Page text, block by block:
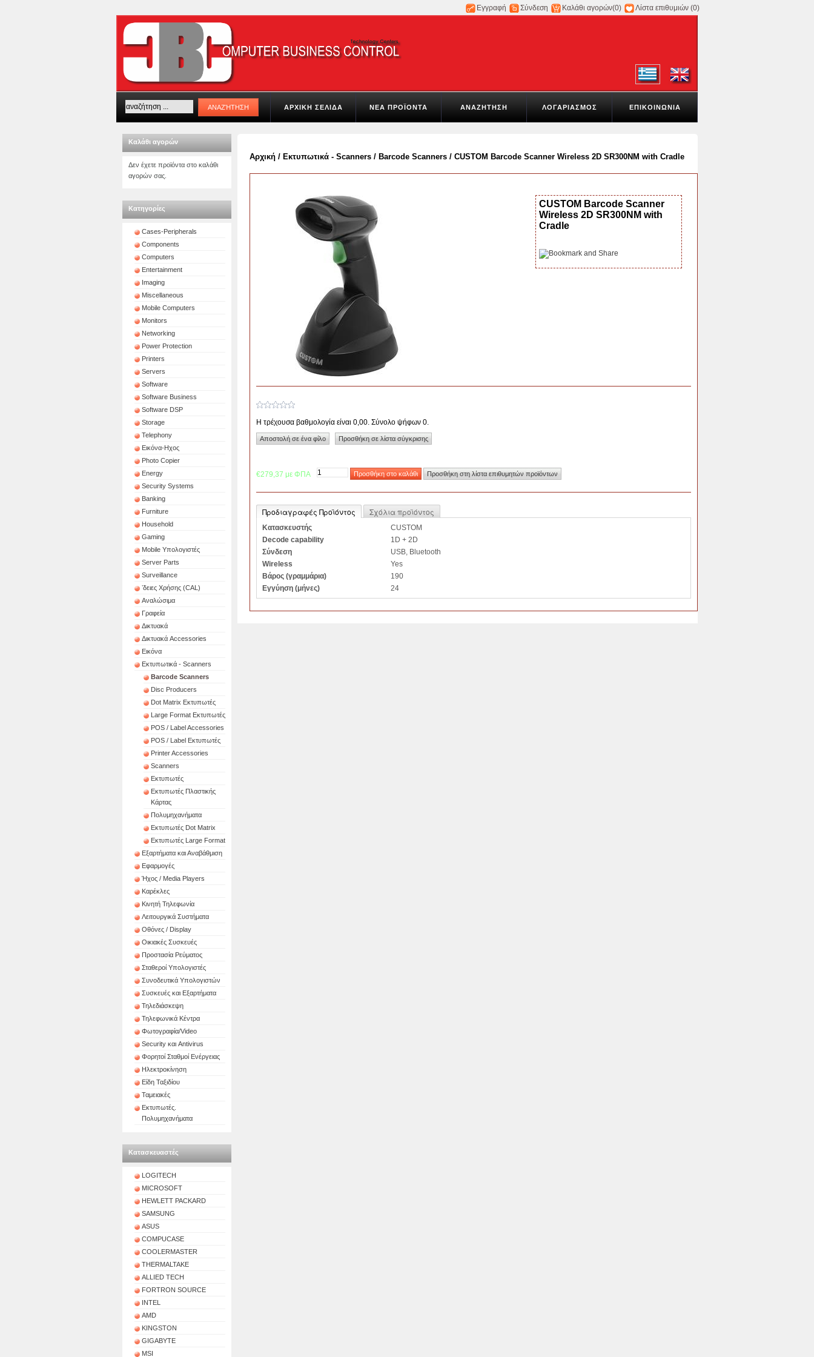
Εγγραφή Σύνδεση Καλάθι αγορών(0) Λίστα επιθυμιών (0)
ΑΡΧΙΚΗ ΣΕΛΙΔΑ ΝΕΑ ΠΡΟΪΟΝΤΑ ΑΝΑΖΗΤΗΣΗ ΛΟΓΑΡΙΑΣΜΟΣ ΕΠΙΚΟΙΝΩΝΙΑ
Καλάθι αγορών
Δεν έχετε προϊόντα στο καλάθι
αγορών σας.
Κατηγορίες
Cases-Peripherals
Components
Computers
Entertainment
Imaging
Miscellaneous
Mobile Computers
Monitors
Networking
Power Protection
Printers
Servers
Software
Software Business
Software DSP
Storage
Telephony
Εικόνα-Ηχος
Photo Copier
Energy
Security Systems
Banking
Furniture
Household
Gaming
Mobile Υπολογιστές
Server Parts
Surveillance
ʼδειες Χρήσης (CAL)
Αναλώσιμα
Γραφεία
Δικτυακά
Δικτυακά Accessories
Εικόνα
Εκτυπωτικά - Scanners
Barcode Scanners
Disc Producers
Dot Matrix Εκτυπωτές
Large Format Εκτυπωτές
POS / Label Accessories
POS / Label Εκτυπωτές
Printer Accessories
Scanners
Εκτυπωτές
Εκτυπωτές Πλαστικής
Κάρτας
Πολυμηχανήματα
Εκτυπωτές Dot Matrix
Εκτυπωτές Large Format
Εξαρτήματα και Αναβάθμιση
Εφαρμογές
Ήχος / Media Players
Καρέκλες
Κινητή Τηλεφωνία
Λειτουργικά Συστήματα
Οθόνες / Display
Οικιακές Συσκευές
Προστασία Ρεύματος
Σταθεροί Υπολογιστές
Συνοδευτικά Υπολογιστών
Συσκευές και Εξαρτήματα
Τηλεδιάσκεψη
Τηλεφωνικά Κέντρα
Φωτογραφία/Video
Security και Antivirus
Φορητοί Σταθμοί Ενέργειας
Ηλεκτροκίνηση
Είδη Ταξιδίου
Ταμειακές
Εκτυπωτές.
Πολυμηχανήματα
Κατασκευαστές
LOGITECH
MICROSOFT
HEWLETT PACKARD
SAMSUNG
ASUS
COMPUCASE
COOLERMASTER
THERMALTAKE
ALLIED TECH
FORTRON SOURCE
INTEL
AMD
KINGSTON
GIGABYTE
MSI
Αρχική / Εκτυπωτικά - Scanners / Barcode Scanners / CUSTOM Barcode Scanner Wireless 2D SR300NM with Cradle
CUSTOM Barcode Scanner
Wireless 2D SR300NM with
Cradle
Η τρέχουσα βαθμολογία είναι 0,00. Σύνολο ψήφων 0.
€279,37 με ΦΠΑ
Προδιαγραφές Προϊόντος Σχόλια προϊόντος
Κατασκευστής
CUSTOM
Decode capability
1D + 2D
Σύνδεση
USB, Bluetooth
Wireless
Yes
Βάρος (γραμμάρια)
190
Εγγύηση (μήνες)
24